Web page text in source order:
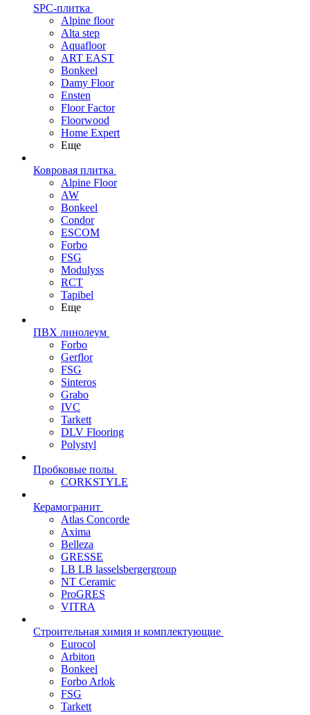
SPC-плитка
Alpine floor
Alta step
Aquafloor
ART EAST
Bonkeel
Damy Floor
Ensten
Floor Factor
Floorwood
Home Expert
Еще
Ковровая плитка
Alpine Floor
AW
Bonkeel
Condor
ESCOM
Forbo
FSG
Modulyss
RCT
Tapibel
Еще
ПВХ линолеум
Forbo
Gerflor
FSG
Sinteros
Grabo
IVC
Tarkett
DLV Flooring
Polystyl
Пробковые полы
CORKSTYLE
Керамогранит
Atlas Concorde
Axima
Belleza
GRESSE
LB LB lasselsbergergroup
NT Ceramic
ProGRES
VITRA
Строительная химия и комплектующие
Eurocol
Arbiton
Bonkeel
Forbo Arlok
FSG
Tarkett